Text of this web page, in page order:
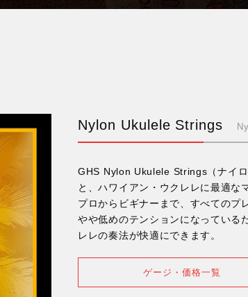
Nylon Ukulele Strings
GHS Nylon Ukulele Strings（ナイ
と、ハワイアン・ウクレレに最適な
プロからビギナーまで、すべてのプ
やや低めのテンションになっている
レレの奏法が快適にできます。
ゲージ・価格一覧